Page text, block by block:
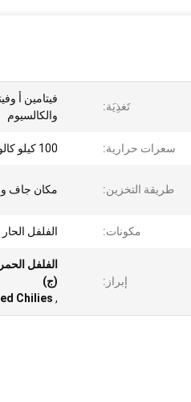
تَغذِيَة:
فيتامين أ
والكالسيوم
سعرات حرارية: 100 كيلو كالوري / 100 جرام
طريقة التخزين: مكان جاف
مكونات: الفلفل الحار
إبراز:
الفلفل
(ج)
,
Chilies